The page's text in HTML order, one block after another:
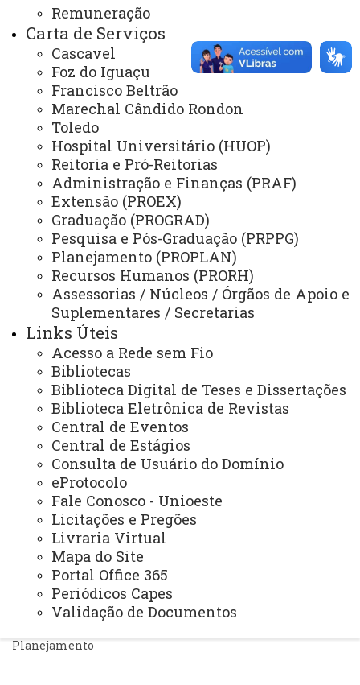
Remuneração
Carta de Serviços
Cascavel
Foz do Iguaçu
Francisco Beltrão
Marechal Cândido Rondon
Toledo
Hospital Universitário (HUOP)
Reitoria e Pró-Reitorias
Administração e Finanças (PRAF)
Extensão (PROEX)
Graduação (PROGRAD)
Pesquisa e Pós-Graduação (PRPPG)
Planejamento (PROPLAN)
Recursos Humanos (PRORH)
Assessorias / Núcleos / Órgãos de Apoio e
Suplementares / Secretarias
Links Úteis
Acesso a Rede sem Fio
Bibliotecas
Biblioteca Digital de Teses e Dissertações
Biblioteca Eletrônica de Revistas
Central de Eventos
Central de Estágios
Consulta de Usuário do Domínio
eProtocolo
Fale Conosco - Unioeste
Licitações e Pregões
Livraria Virtual
Mapa do Site
Portal Office 365
Periódicos Capes
Validação de Documentos
Acesso Restrito (Editores do Portal)
Arquivo Virtual
Bibliotecas
Identidade Visual
Mapa do Site
Ouvidoria
Portal Office 365
Sistemas
Telefones
Webmail
REITORIA
Secretaria Geral
Gabinete Reitoria
Secretaria dos Conselhos Superiores
PRÓ-REITORIAS
Administração e Finanças
Extensão
Graduação
Pesquisa/Pós Graduação
Recursos Humanos
Planejamento